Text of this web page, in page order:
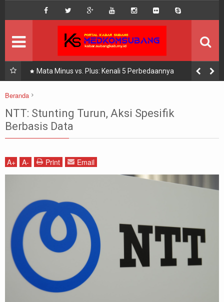
Mata Minus vs. Plus: Kenali 5 Perbedaannya
Beranda
berita
kesehatan masyarakat pemerintah
pendidikan
peraturan Pemerintah
NTT: Stunting Turun, Aksi Spesifik Berbasis Data
NTT: Stunting Turun, Aksi Spesifik
Berbasis Data
A+ A- Print Email
DISCLAIMER
MEGA MENU
INFO KEGIATAN
KOMUNITAS